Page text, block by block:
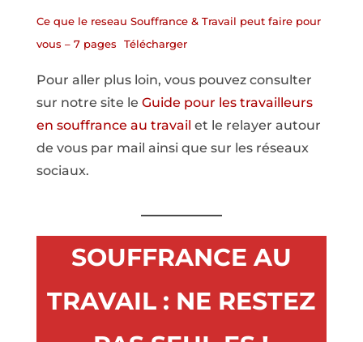
Ce que le reseau Souffrance & Travail peut faire pour
vous – 7 pages
Télécharger
Pour aller plus loin, vous pouvez consulter
sur notre site le Guide pour les travailleurs
en souffrance au travail et le relayer autour
de vous par mail ainsi que sur les réseaux
sociaux.
SOUFFRANCE AU
TRAVAIL : NE RESTEZ